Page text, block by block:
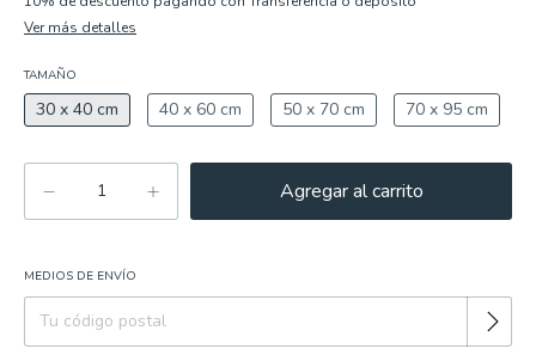
Ver más detalles
TAMAÑO
30 x 40 cm 40 x 60 cm 50 x 70 cm 70 x 95 cm
Entregas para el CP:
MEDIOS DE ENVÍO